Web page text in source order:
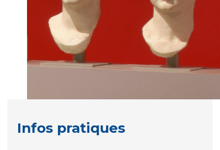
Infos pratiques